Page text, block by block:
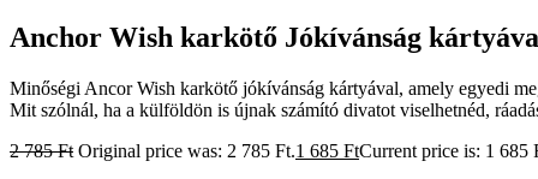
Anchor Wish karkötő Jókívánság
Minőségi Ancor Wish karkötő jókívánság kártyával, amely egyedi
Mit szólnál, ha a külföldön is újnak számító divatot viselhetnéd,
2 785Ft Original price was: 2 785 Ft.1 685 FtCurrent price is: 1 685